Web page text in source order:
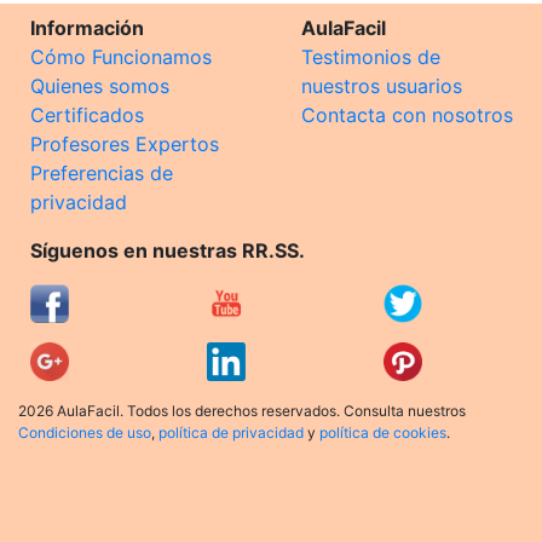
Información
Cómo Funcionamos
Quienes somos
Certificados
Profesores Expertos
Preferencias de
privacidad
AulaFacil
Testimonios de
nuestros usuarios
Contacta con nosotros
Síguenos en nuestras RR.SS.
2026 AulaFacil. Todos los derechos reservados. Consulta nuestros
Condiciones de uso, política de privacidad y política de cookies.